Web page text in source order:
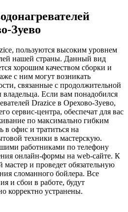
Зуево
пользуются высоким уровнем
нашей страны. Данный вид
хорошим качеством сборки и
с ним могут возникать
связанные с продолжительной
владельца. Если вам понадобился
Drazice в Орехово-Зуево,
сервис-центра, обеспечат для вас
по максимально гибким
офис и тратиться на
техники в мастерскую.
работниками по телефону
онлайн-формы на web-сайте. К
и проведет обязательную
сломанного бойлера. Все
и сбои в работе, будут
корректно устранены.